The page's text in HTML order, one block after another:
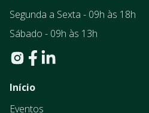
Segunda a Sexta - 09h às 18h
Sábado - 09h às 13h
Início
Eventos